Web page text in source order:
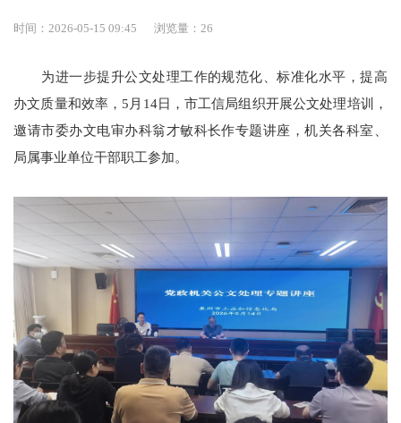
时间：2026-05-15 09:45 浏览量： 26
为进一步提升公文处理工作的规范化、标准化水平，提高
办文质量和效率，5月14日，市工信局组织开展公文处理培训，
邀请市委办文电审办科翁才敏科长作专题讲座，机关各科室、
局属事业单位干部职工参加。